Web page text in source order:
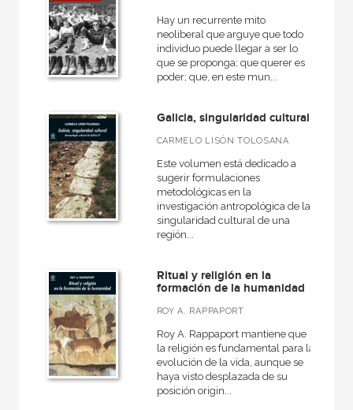
Hay un recurrente mito
neoliberal que arguye que todo
individuo puede llegar a ser lo
que se proponga; que querer es
poder; que, en este mun...
Galicia, singularidad cultural
CARMELO LISÓN TOLOSANA
Este volumen está dedicado a
sugerir formulaciones
metodológicas en la
investigación antropológica de la
singularidad cultural de una
región...
Ritual y religión en la
formación de la humanidad
ROY A. RAPPAPORT
Roy A. Rappaport mantiene que
la religión es fundamental para la
evolución de la vida, aunque se
haya visto desplazada de su
posición origin...